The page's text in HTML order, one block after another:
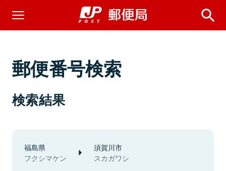
郵便番号検索
検索結果
福島県
フクシマケン
須賀川市
スカガワシ